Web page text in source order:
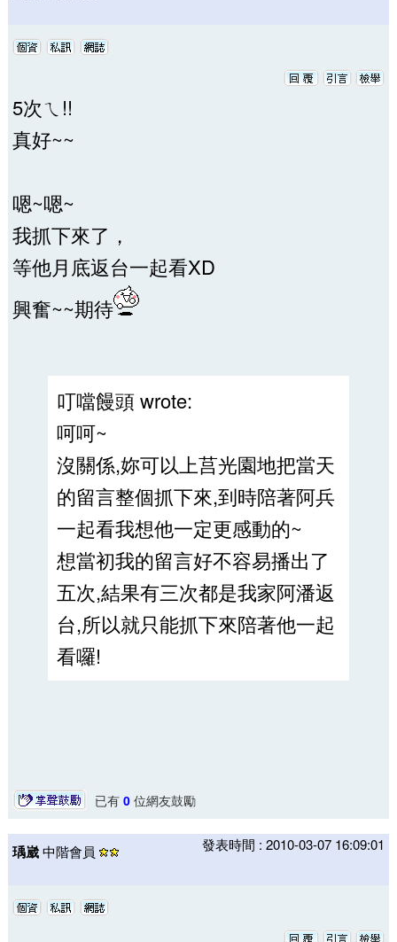
5次ㄟ!!
真好~~
嗯~嗯~
我抓下來了，
等他月底返台一起看XD
興奮~~期待
叮噹饅頭 wrote:
呵呵~
沒關係,妳可以上莒光園地把當天
的留言整個抓下來,到時陪著阿兵
一起看我想他一定更感動的~
想當初我的留言好不容易播出了
五次,結果有三次都是我家阿潘返
台,所以就只能抓下來陪著他一起
看囉!
已有 0位網友鼓勵
瑀崴中階會員 發表時間 : 2010-03-07 16:09:01